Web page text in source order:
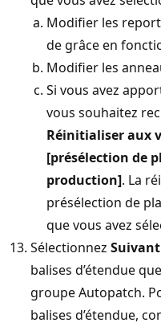
Modifier les
de grâce en
Modifier les
Si vous avez
vous souhaitez
Réinitialiser aux
[présélection de
production]. La
présélection de
que vous avez
Sélectionnez Suivant
balises d’étendue
groupe Autopatch.
balises d’étendue,